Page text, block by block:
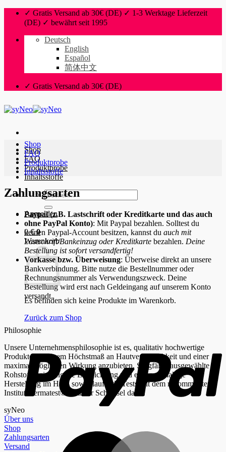
Zum
✓ Gratis Versand ab 30€ (DE) ✓ 1-3 Werktage Lieferzeit
(DE) ✓ bewährt seit 1995
Deutsch
English
Español
简体中文
✓ Gratis Versand ab 30€ (DE)
Shop
FAQ
Produktprobe
Inhaltsstoffe
Suchen
nach:
Anmelden
0€ 0
Warenkorb
Es befinden sich keine Produkte im Warenkorb.
Zurück zum Shop
Shop
FAQ
Produktprobe
Inhaltsstoffe
Zahlungsarten
Paypal (z.B. Lastschrift oder Kreditkarte und das auch
ohne PayPal Konto): Mit Paypal bezahlen. Solltest du
keinen Paypal-Account besitzen, kannst du auch mit
Lastschrift/Bankeinzug oder Kreditkarte bezahlen. Deine
Bestellung ist sofort versandfertig!
Vorkasse bzw. Überweisung: Überweise direkt an unsere
Bankverbindung. Bitte nutze die Bestellnummer oder
Rechnungsnummer als Verwendungszweck. Deine
Bestellung wird erst nach Geldeingang auf unserem Konto
versandt.
Philosophie
Unsere Unternehmensphilosophie ist es, qualitativ hochwertige
Produkte mit einem Höchstmaß an Hautverträglichkeit und einer
maximal möglichen Wirkung anzubieten. Sorgfältig ausgewählte
Rohstoffe, eine eigene Entwicklung und eine nachhaltige
Herstellung im Haus sowie laufende Tests mit dem renommierten
Institut Dermatest® sind der Schlüssel dafür.
syNeo
Über uns
Shop
Zahlungsarten
Versand